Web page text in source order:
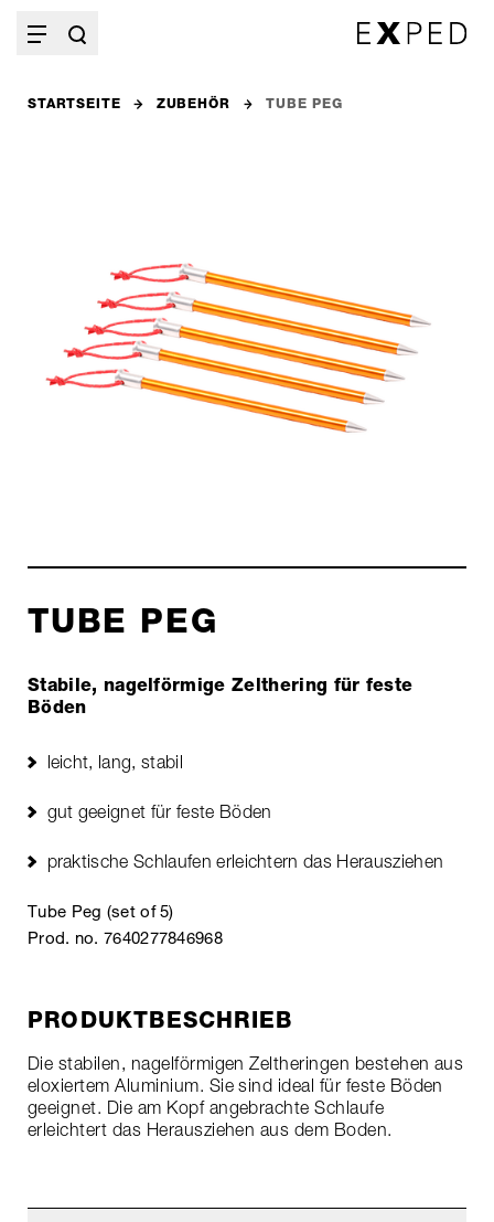
STARTSEITE ZUBEHÖR TUBE PEG
TUBE PEG
Stabile, nagelförmige Zelthering für feste
Böden
leicht, lang, stabil
gut geeignet für feste Böden
praktische Schlaufen erleichtern das Herausziehen
Tube Peg (set of 5)
Prod. no. 7640277846968
PRODUKTBESCHRIEB
Die stabilen, nagelförmigen Zeltheringen bestehen aus
eloxiertem Aluminium. Sie sind ideal für feste Böden
geeignet. Die am Kopf angebrachte Schlaufe
erleichtert das Herausziehen aus dem Boden.